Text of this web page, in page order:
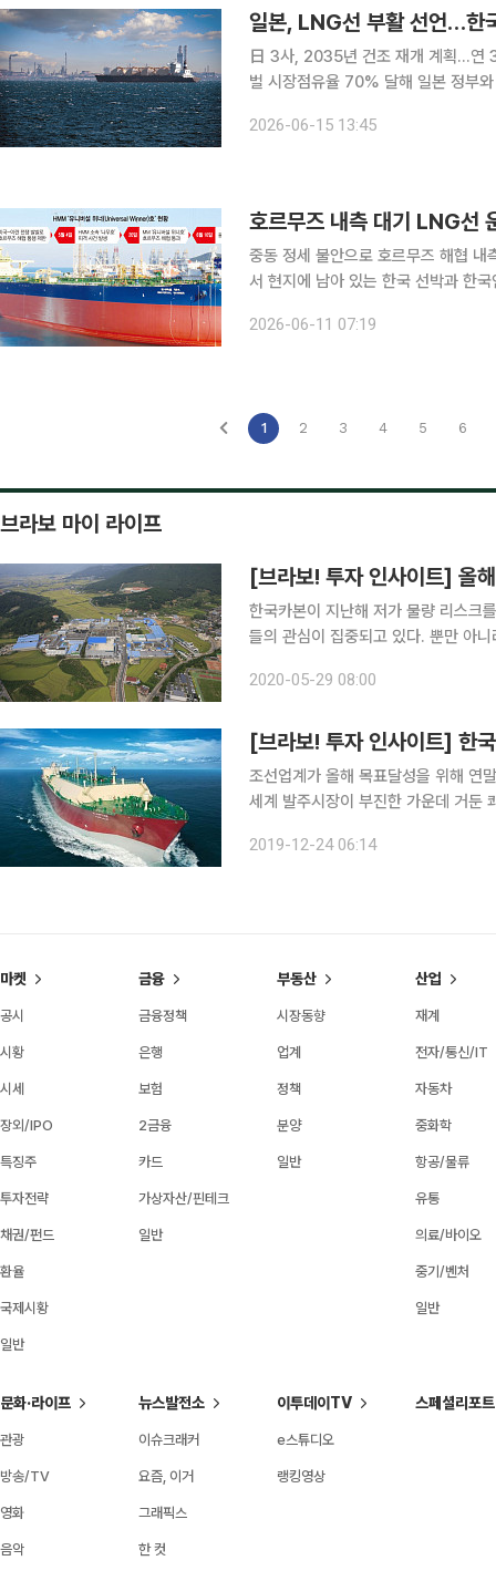
일본, LNG선 부활 선언…한
日 3사, 2035년 건조 재개 계획…연
벌 시장점유율 70% 달해 일본 정부
은 한국 기업의 기술 협력을 받아
2026-06-15 13:45
호르무즈 내측 대기 LNG선
중동 정세 불안으로 호르무즈 해협 내
서 현지에 남아 있는 한국 선박과 한
무즈 해협 내측에서 대기하던 우리 선
2026-06-11 07:19
1 2 3 4 5 6
브라보 마이 라이프
[브라보! 투자 인사이트] 올
한국카본이 지난해 저가 물량 리스크
들의 관심이 집중되고 있다. 뿐만 아
기 훈풍 기대 한국카본은 LNG
2020-05-29 08:00
[브라보! 투자 인사이트] 한
조선업계가 올해 목표달성을 위해 연
세계 발주시장이 부진한 가운데 거둔
하다”고 말했다. ◇삼성중공
2019-12-24 06:14
마켓
공시
시황
시세
장외/IPO
특징주
투자전략
채권/펀드
환율
국제시황
일반
금융
금융정책
은행
보험
2금융
카드
가상자산/핀테크
일반
부동산
시장동향
업계
정책
분양
일반
산업
재계
전자/통신/IT
자동차
중화학
항공/물류
유통
의료/바이오
중기/벤처
일반
문화·라이프
관광
방송/TV
영화
음악
뉴스발전소
이슈크래커
요즘, 이거
그래픽스
한 컷
이투데이TV
e스튜디오
랭킹영상
스페셜리포트